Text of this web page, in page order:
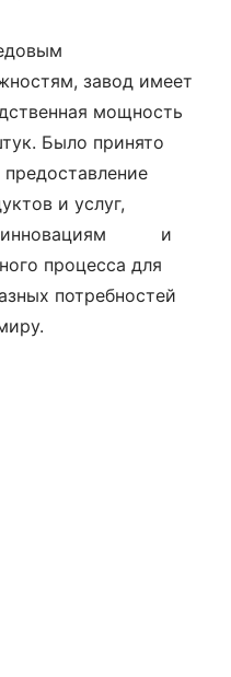
завод имеет
мощность
Было принято
предоставление
и услуг,
к инновациям и
процесса для
потребностей